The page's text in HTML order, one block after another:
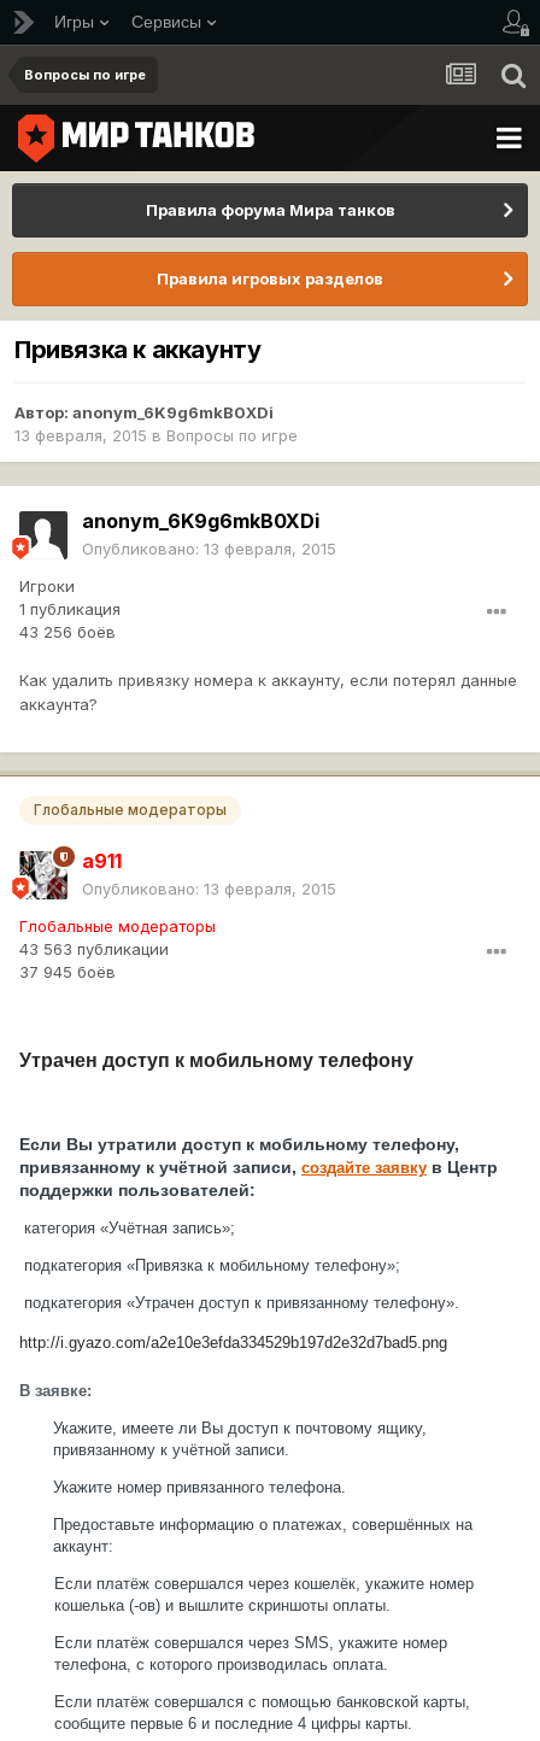
Игры Сервисы
Вопросы по игре
Правила форума Мира танков
Правила игровых разделов
Привязка к аккаунту
Автор: anonym_6K9g6mkB0XDi
13 февраля, 2015 в Вопросы по игре
anonym_6K9g6mkB0XDi
Опубликовано: 13 февраля, 2015
Игроки
1 публикация
43 256 боёв
Как удалить привязку номера к аккаунту, если потерял данные
аккаунта?
Глобальные модераторы
a911
Опубликовано: 13 февраля, 2015
Глобальные модераторы
43 563 публикации
37 945 боёв
Утрачен доступ к мобильному телефону
Если Вы утратили доступ к мобильному телефону,
привязанному к учётной записи, создайте заявку в Центр
поддержки пользователей:
категория «Учётная запись»;
подкатегория «Привязка к мобильному телефону»;
подкатегория «Утрачен доступ к привязанному телефону».
http://i.gyazo.com/a2e10e3efda334529b197d2e32d7bad5.png
В заявке:
Укажите, имеете ли Вы доступ к почтовому ящику,
привязанному к учётной записи.
Укажите номер привязанного телефона.
Предоставьте информацию о платежах, совершённых на
аккаунт:
Если платёж совершался через кошелёк, укажите номер
кошелька (-ов) и вышлите скриншоты оплаты.
Если платёж совершался через SMS, укажите номер
телефона, с которого производилась оплата.
Если платёж совершался с помощью банковской карты,
сообщите первые 6 и последние 4 цифры карты.